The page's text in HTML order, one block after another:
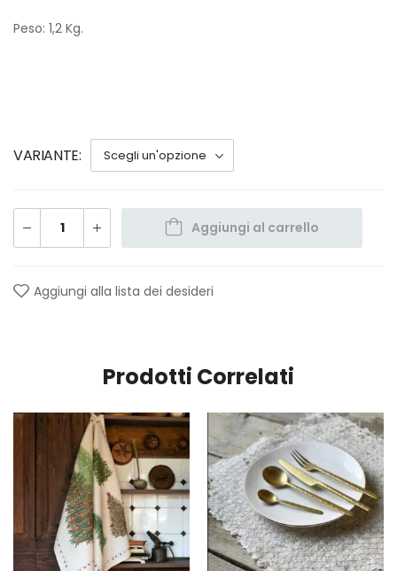
Peso: 1,2 Kg.
VARIANTE
Aggiungi al carrello
Aggiungi alla lista dei desideri
Prodotti Correlati